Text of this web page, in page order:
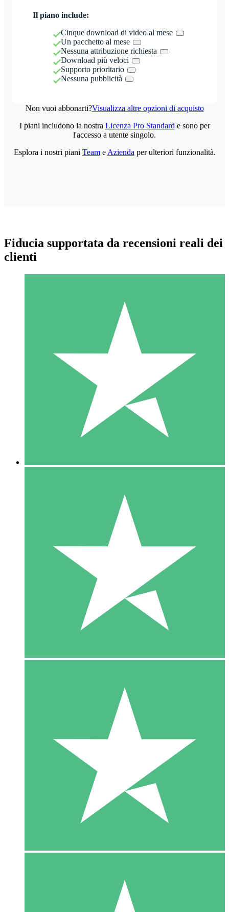
Il piano include:
Cinque download di video al mese
Un pacchetto al mese
Nessuna attribuzione richiesta
Download più veloci
Supporto prioritario
Nessuna pubblicità
Non vuoi abbonarti?Visualizza altre opzioni di acquisto
Pacchetti di Crediti Individuali
Paga a consumo con crediti di download. Nessun impegno
1 Download
10
US$1500
10 Download
20
I piani includono la nostra Licenza Pro Standard e sono per
l'accesso a utente singolo.
Esplora i nostri piani Teame Azienda per ulteriori funzionalità.
Fiducia supportata da recensioni reali dei
clienti